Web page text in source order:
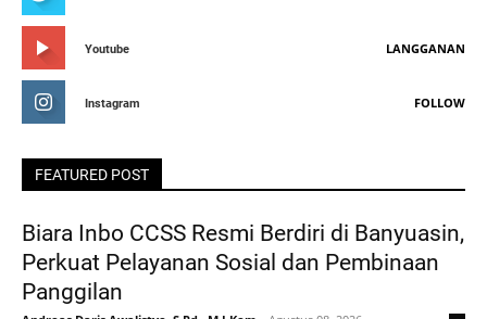
Youtube LANGGANAN
Instagram FOLLOW
FEATURED POST
Biara Inbo CCSS Resmi Berdiri di Banyuasin,
Perkuat Pelayanan Sosial dan Pembinaan
Panggilan